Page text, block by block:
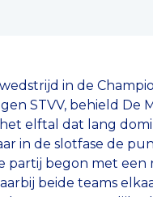
in de
STVV, behield De
elftal dat lang
in de slotfase de
partij begon met een
beide teams